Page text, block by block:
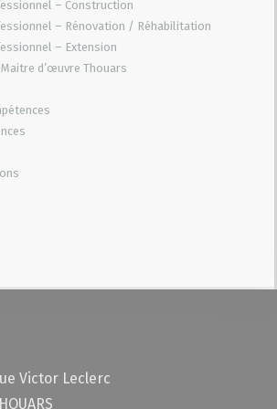
– Construction
– Rénovation / Réhabilitation
– Extension
d’œuvre Thouars
Victor Leclerc